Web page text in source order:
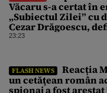
Văcaru s-a certat în
„Subiectul Zilei” cu
Cezar Drăgoescu,
motivul scandalului
23:23
FLASH NEWS
Reacția
un cetăţean român
spionaj a fost